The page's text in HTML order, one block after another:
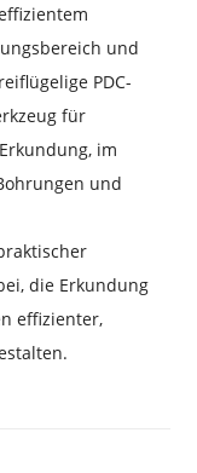
und
PDC-
für
im
und
die Erkundung
effizienter,